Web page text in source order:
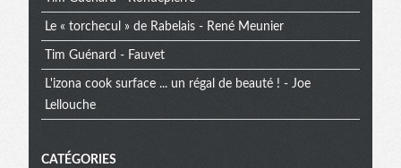
Le « torchecul » de Rabelais - René Meunier
Tim Guénard - Fauvet
L'izona cook surface ... un régal de beauté ! - Joe
Lellouche
CATÉGORIES